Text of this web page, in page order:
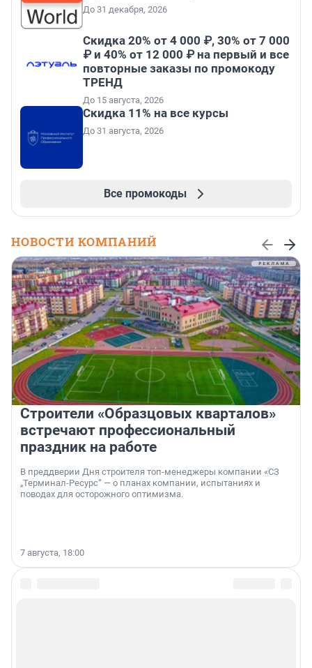
До 31 декабря, 2026
Скидка 20% от 4 000 ₽, 30% от 7 000
₽ и 40% от 12 000 ₽ на первый и все
повторные заказы по промокоду
ТРЕНД
До 15 августа, 2026
Скидка 11% на все курсы
До 31 августа, 2026
Все промокоды
НОВОСТИ КОМПАНИЙ
Строители «Образцовых кварталов»
встречают профессиональный
праздник на работе
В преддверии Дня строителя топ-менеджеры компании «СЗ
„Терминал-Ресурс“ — о планах компании, испытаниях и
поводах для осторожного оптимизма.
7 августа, 18:00